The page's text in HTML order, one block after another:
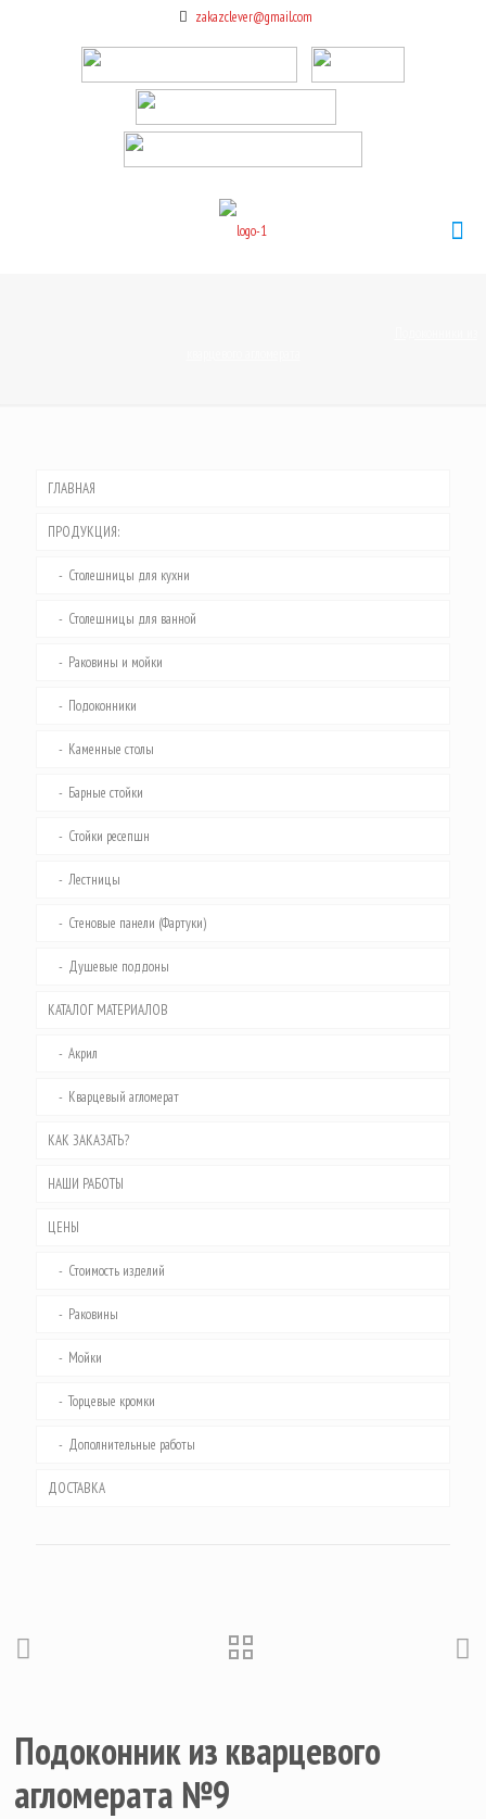
zakazclever@gmail.com
ГЛАВНАЯ
ПРОДУКЦИЯ:
Столешницы для кухни
Столешницы для ванной
Раковины и мойки
Подоконники
Каменные столы
Барные стойки
Стойки ресепшн
Лестницы
Стеновые панели (Фартуки)
Душевые поддоны
КАТАЛОГ МАТЕРИАЛОВ
Акрил
Кварцевый агломерат
КАК ЗАКАЗАТЬ?
НАШИ РАБОТЫ
ЦЕНЫ
Стоимость изделий
Раковины
Мойки
Торцевые кромки
Дополнительные работы
ДОСТАВКА
Подоконник из кварцевого
агломерата №9